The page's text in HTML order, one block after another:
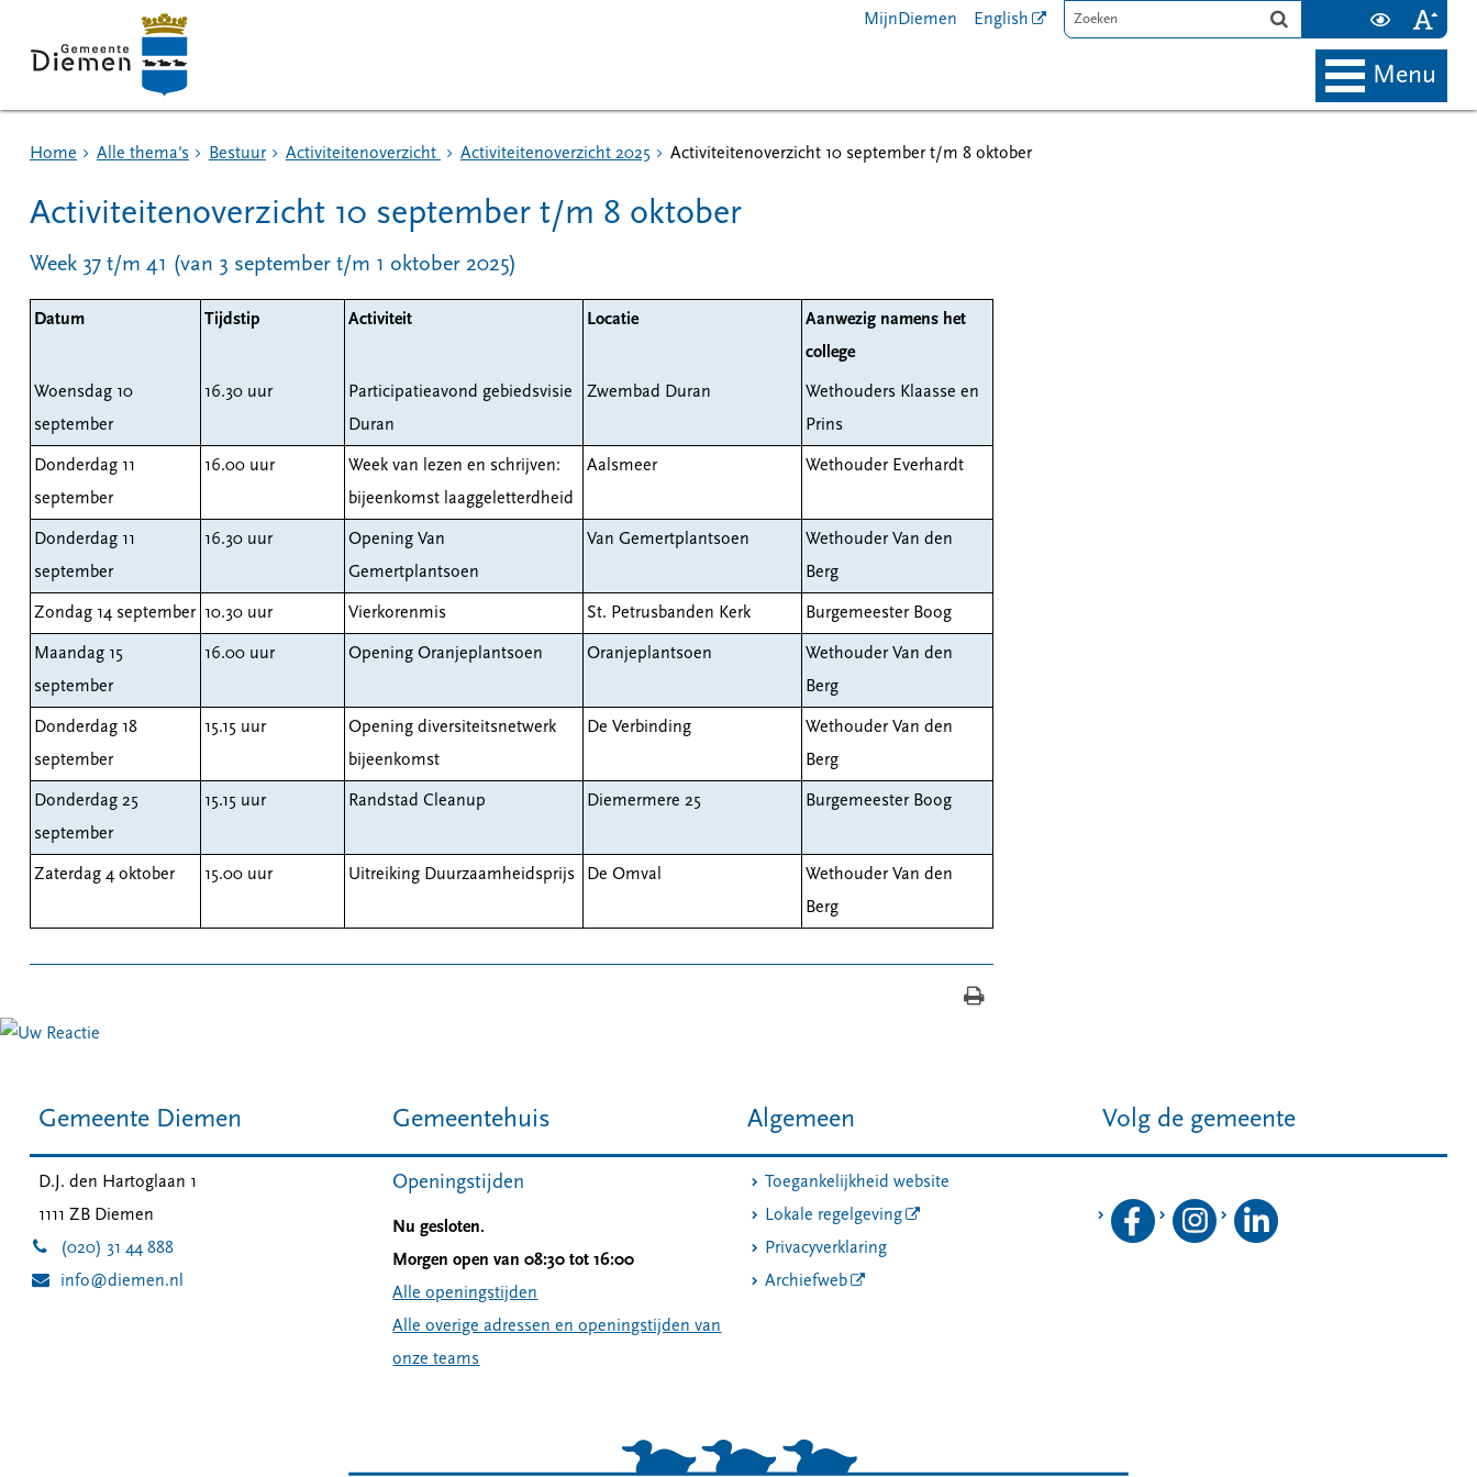
MijnDiemen English
menu
Home Alle thema's Bestuur Activiteitenoverzicht Activiteitenoverzicht 2025 Activiteitenoverzicht 10 september t/m 8 oktober
Activiteitenoverzicht 10 september t/m 8 oktober
Week 37 t/m 41 (van 3 september t/m 1 oktober 2025)
Datum Tijdstip Activiteit Locatie
Aanwezig namens het
college
Woensdag 10
september
16.30 uur
Participatieavond gebiedsvisie
Duran
Zwembad Duran
Wethouders Klaasse en
Prins
Donderdag 11
september
16.00 uur
Week van lezen en schrijven:
bijeenkomst laaggeletterdheid
Aalsmeer Wethouder Everhardt
Donderdag 11
september
16.30 uur
Opening Van
Gemertplantsoen
Van Gemertplantsoen
Wethouder Van den
Berg
Zondag 14 september 10.30 uur Vierkorenmis St. Petrusbanden Kerk Burgemeester Boog
Maandag 15
september
16.00 uur Opening Oranjeplantsoen Oranjeplantsoen
Wethouder Van den
Berg
Donderdag 18
september
15.15 uur
Opening diversiteitsnetwerk
bijeenkomst
De Verbinding
Wethouder Van den
Berg
Donderdag 25
september
15.15 uur Randstad Cleanup Diemermere 25 Burgemeester Boog
Zaterdag 4 oktober 15.00 uur Uitreiking Duurzaamheidsprijs De Omval
Wethouder Van den
Berg
Gemeente Diemen
D.J. den Hartoglaan 1
1111 ZB Diemen
(020) 31 44 888
info@diemen.nl
Gemeentehuis
Openingstijden
Nu gesloten.
Morgen open van 08:30 tot 16:00
Alle openingstijden
Alle overige adressen en openingstijden van
onze teams
Algemeen
Toegankelijkheid website
Lokale regelgeving
Privacyverklaring
Archiefweb
Volg de gemeente